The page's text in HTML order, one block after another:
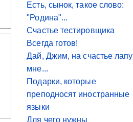
Есть, сынок, такое слово:
"Родина"...
Счастье тестировщика
Всегда готов!
Дай, Джим, на счастье лапу
мне...
Подарки, которые
преподносят иностранные
языки
Для чего нужны